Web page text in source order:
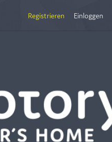
Registrieren Einloggen